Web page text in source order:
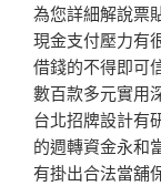
為您詳細解說票
現金支付壓力有
借錢的不得即可
數百款多元實用
台北招牌設計有
的週轉資金永和
有掛出合法當舖